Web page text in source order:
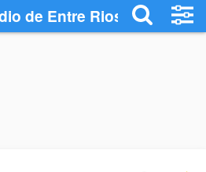
de Entre Rios